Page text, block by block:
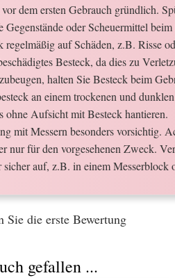
dem ersten Gebrauch gründlich.
Gegenstände oder Scheuermittel
regelmäßig auf Schäden, z.B. Risse
Besteck, da dies zu
halten Sie Besteck beim
an einem trockenen und
ohne Aufsicht mit Besteck hantieren.
mit Messern besonders vorsichtig.
nur für den vorgesehenen Zweck.
auf, z.B. in einem Messerblock
Sie die erste Bewertung
gefallen ...